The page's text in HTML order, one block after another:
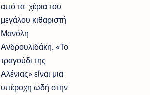
από τα χέρια του
μεγάλου κιθαριστή
Μανόλη
Ανδρουλιδάκη. «Το
τραγούδι της
Αλένιας» είναι μια
υπέροχη ωδή στην